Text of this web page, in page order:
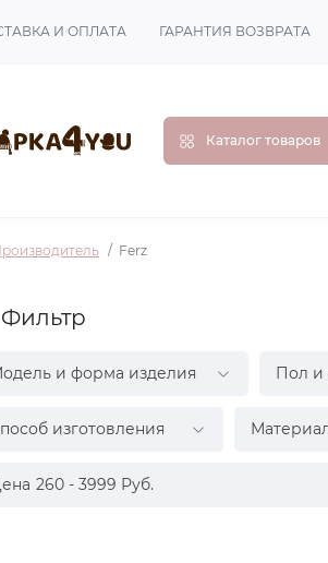
И ОПЛАТА ГАРАНТИЯ ВОЗВРАТА
Каталог товаров
Ferz
Фильтр
и форма изделия Пол и
изготовления
260 - 3999 Руб.